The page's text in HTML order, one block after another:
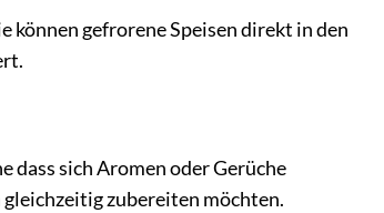
können gefrorene Speisen direkt in den
dass sich Aromen oder Gerüche
zubereiten möchten.